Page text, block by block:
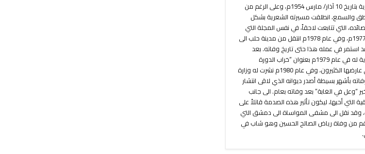
الشاعر السوري رياض الصالح الحسين ولد في محافظة درعا السورية بتاريخ 10 آذار/ مارس 1954م، وعلى الرغم من
والسمع، انطلقت مسيرته الشعرية بشكل
أولى قصائده، التي تتابعت لاحقاً، في نفس المجلة التي
كانت تمنحه عائد مادي زهيد، ثمّ انتقل لكتابة قصيدة النثر في عام 1977م، وفي عام 1978م انتقل من مدينة حلب الى
استمر في عمله هذا حتى تاريخ وفاته. بعد
خروجه من المعتقل نشر رياض الصالح الحسين أول مجموعة شعرية له في عام 1979م بعنوان “خراب الدورة
الدموية”، والتي كان لها الكثير من المؤيدين في نفس الوقت الذي عارضها الكثيرون، وفي عام 1980م نشرت له وزارة
بأشهر بسيطة أصدر ديوانه الذي لاقى انتشار
“وعل في الغابة” بعد وفاته بعام. الى جانب
التي أحبها، ليكون تأثير هذه الصدمة قاتلاً على
وقد نقل الى مشفى المواساة الى دمشق التي
21 تشرين الثاني/ نوفمبر 1982م، وعلى الرغم من وفاة رياض الصالح الحسين وهو شاب في